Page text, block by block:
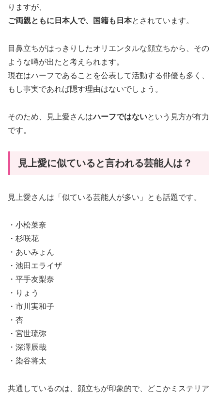
りますが、
ご両親ともに日本人で、国籍も日本とされています。
目鼻立ちがはっきりしたオリエンタルな顔立ちから、その
ような噂が出たと考えられます。
現在はハーフであることを公表して活動する俳優も多く、
もし事実であれば隠す理由はないでしょう。
そのため、見上愛さんはハーフではないという見方が有力
です。
見上愛に似ていると言われる芸能人は？
見上愛さんは「似ている芸能人が多い」とも話題です。
・小松菜奈
・杉咲花
・あいみょん
・池田エライザ
・平手友梨奈
・りょう
・市川実和子
・杏
・宮世琉弥
・深澤辰哉
・染谷将太
共通しているのは、顔立ちが印象的で、どこかミステリア